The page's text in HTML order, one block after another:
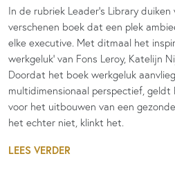
In de rubriek Leader’s Library
verschenen boek dat een plek
elke executive. Met ditmaal het
werkgeluk’ van Fons Leroy, Katelijn
Doordat het boek werkgeluk
multidimensionaal perspectief,
voor het uitbouwen van een
het echter niet, klinkt het.
LEES VERDER